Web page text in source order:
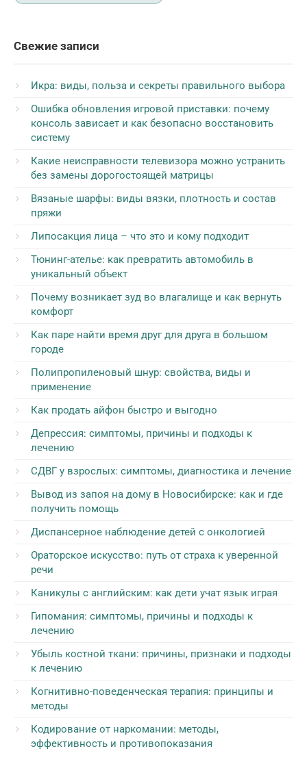
Свежие записи
Икра: виды, польза и секреты правильного выбора
Ошибка обновления игровой приставки: почему
консоль зависает и как безопасно восстановить
систему
Какие неисправности телевизора можно устранить
без замены дорогостоящей матрицы
Вязаные шарфы: виды вязки, плотность и состав
пряжи
Липосакция лица – что это и кому подходит
Тюнинг-ателье: как превратить автомобиль в
уникальный объект
Почему возникает зуд во влагалище и как вернуть
комфорт
Как паре найти время друг для друга в большом
городе
Полипропиленовый шнур: свойства, виды и
применение
Как продать айфон быстро и выгодно
Депрессия: симптомы, причины и подходы к
лечению
СДВГ у взрослых: симптомы, диагностика и лечение
Вывод из запоя на дому в Новосибирске: как и где
получить помощь
Диспансерное наблюдение детей с онкологией
Ораторское искусство: путь от страха к уверенной
речи
Каникулы с английским: как дети учат язык играя
Гипомания: симптомы, причины и подходы к
лечению
Убыль костной ткани: причины, признаки и подходы
к лечению
Когнитивно-поведенческая терапия: принципы и
методы
Кодирование от наркомании: методы,
эффективность и противопоказания